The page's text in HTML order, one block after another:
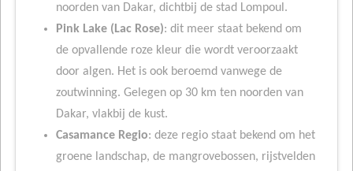
noorden van Dakar, dichtbij de stad Lompoul.
Pink Lake (Lac Rose): dit meer staat bekend om
de opvallende roze kleur die wordt veroorzaakt
door algen. Het is ook beroemd vanwege de
zoutwinning. Gelegen op 30 km ten noorden van
Dakar, vlakbij de kust.
Casamance Regio: deze regio staat bekend om het
groene landschap, de mangrovebossen, rijstvelden